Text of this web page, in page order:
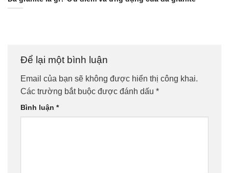
Để lại một bình luận
Email của bạn sẽ không được hiển thị công khai.
Các trường bắt buộc được đánh dấu *
Bình luận *